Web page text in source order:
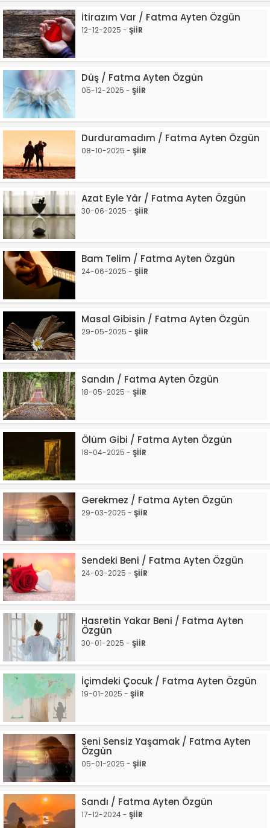
İtirazım Var / Fatma Ayten Özgün
12-12-2025 - ŞİİR
Düş / Fatma Ayten Özgün
05-12-2025 - ŞİİR
Durduramadım / Fatma Ayten Özgün
08-10-2025 - ŞİİR
Azat Eyle Yâr / Fatma Ayten Özgün
30-06-2025 - ŞİİR
Bam Telim / Fatma Ayten Özgün
24-06-2025 - ŞİİR
Masal Gibisin / Fatma Ayten Özgün
29-05-2025 - ŞİİR
Sandın / Fatma Ayten Özgün
18-05-2025 - ŞİİR
Ölüm Gibi / Fatma Ayten Özgün
18-04-2025 - ŞİİR
Gerekmez / Fatma Ayten Özgün
29-03-2025 - ŞİİR
Sendeki Beni / Fatma Ayten Özgün
24-03-2025 - ŞİİR
Hasretin Yakar Beni / Fatma Ayten
Özgün
30-01-2025 - ŞİİR
İçimdeki Çocuk / Fatma Ayten Özgün
19-01-2025 - ŞİİR
Seni Sensiz Yaşamak / Fatma Ayten
Özgün
05-01-2025 - ŞİİR
Sandı / Fatma Ayten Özgün
17-12-2024 - ŞİİR